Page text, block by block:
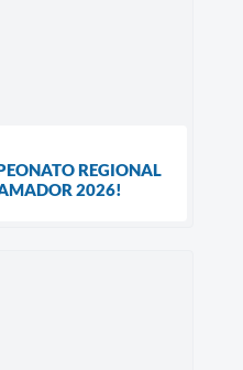
REGIONAL
2026!